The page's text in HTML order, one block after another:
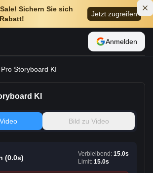
Sichern Sie sich
Jetzt zugreifen
Anmelden
Storyboard KI
KI
Bild zu Video
(0.0s) Verbleibend : 15.0s
Limit: 15.0s